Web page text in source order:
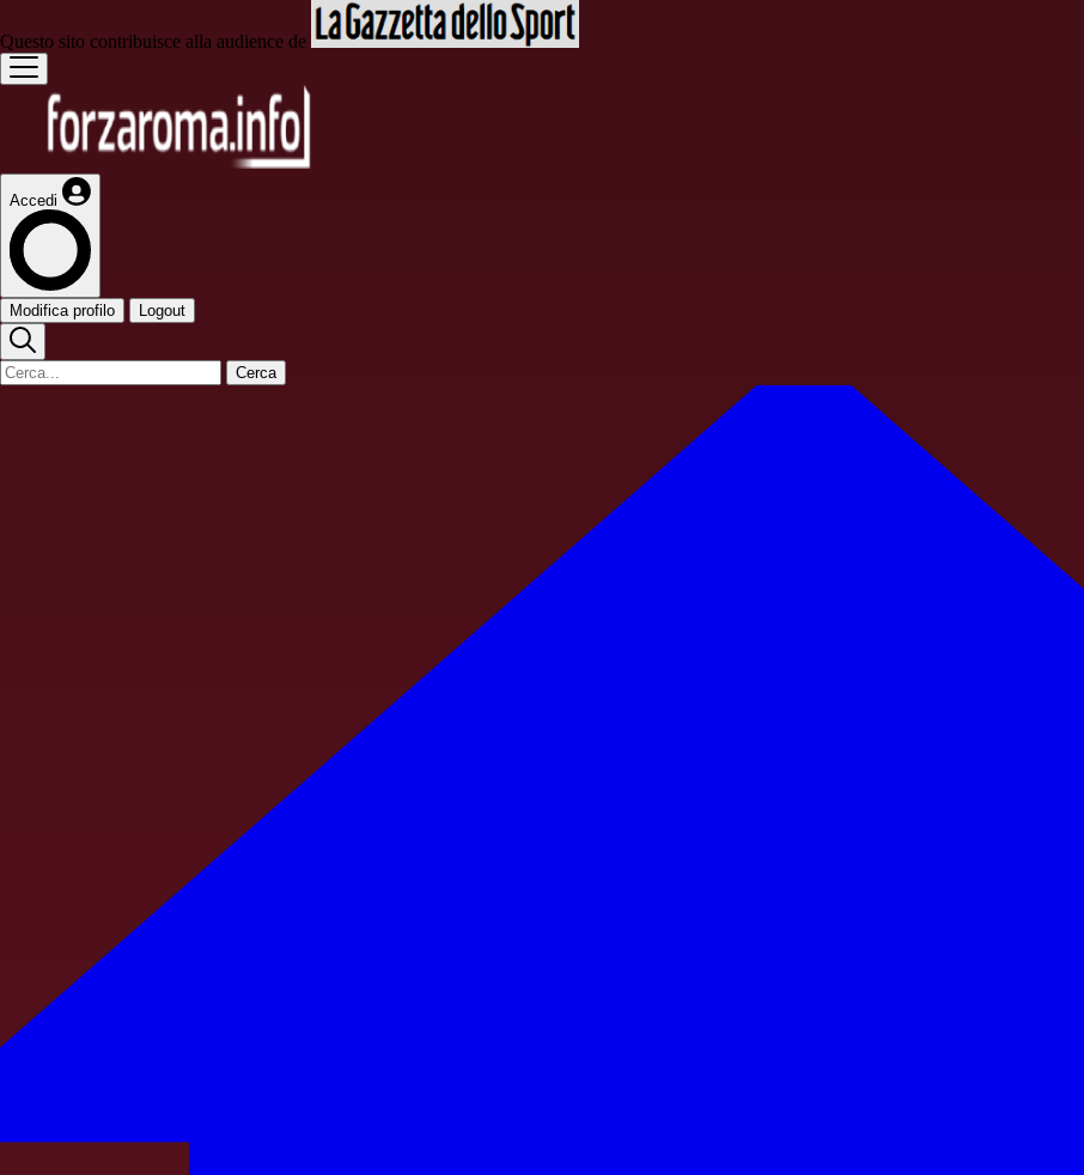
Questo sito contribuisce alla audience de
Accedi
Modifica profilo Logout
Cerca